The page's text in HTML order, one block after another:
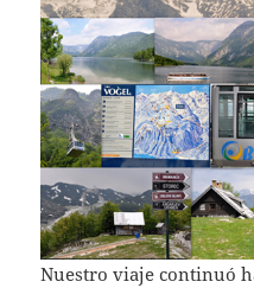
Nuestro viaje continuó